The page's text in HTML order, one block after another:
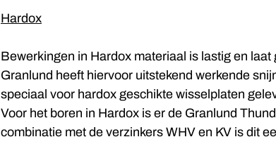
Hardox
Bewerkingen in Hardox materiaal is lastig en
Granlund heeft hiervoor uitstekend werkende
speciaal voor hardox geschikte wisselplaten
Voor het boren in Hardox is er de Granlund
combinatie met de verzinkers WHV en KV is dit